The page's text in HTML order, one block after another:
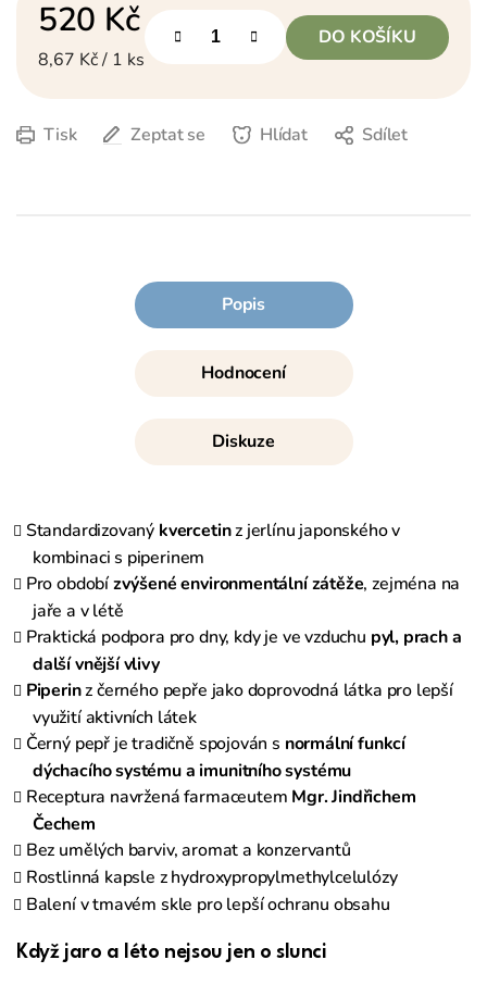
520 Kč
Měrná cena:
8,67 Kč / 1 ks
DO KOŠÍKU
Tisk Zeptat se Hlídat Sdílet
Popis
Hodnocení
Diskuze
Standardizovaný kvercetinz jerlínu japonského v
kombinaci s piperinem
Pro obdobízvýšené environmentální zátěže, zejména na
jaře a v létě
Praktická podpora pro dny, kdy je ve vzduchu pyl, prach a
další vnější vlivy
Piperinz černého pepře jako doprovodná látka pro lepší
využití aktivních látek
Černý pepř je tradičně spojován s normální funkcí
dýchacího systému a imunitního systému
Receptura navržená farmaceutem Mgr. Jindřichem
Čechem
Bez umělých barviv, aromat a konzervantů
Rostlinná kapsle z hydroxypropylmethylcelulózy
Balení v tmavém skle pro lepší ochranu obsahu
Když jaro a léto nejsou jen o slunci